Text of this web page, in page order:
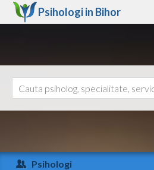
Psihologi in Bihor
Arad
Ajutor
Psihologi